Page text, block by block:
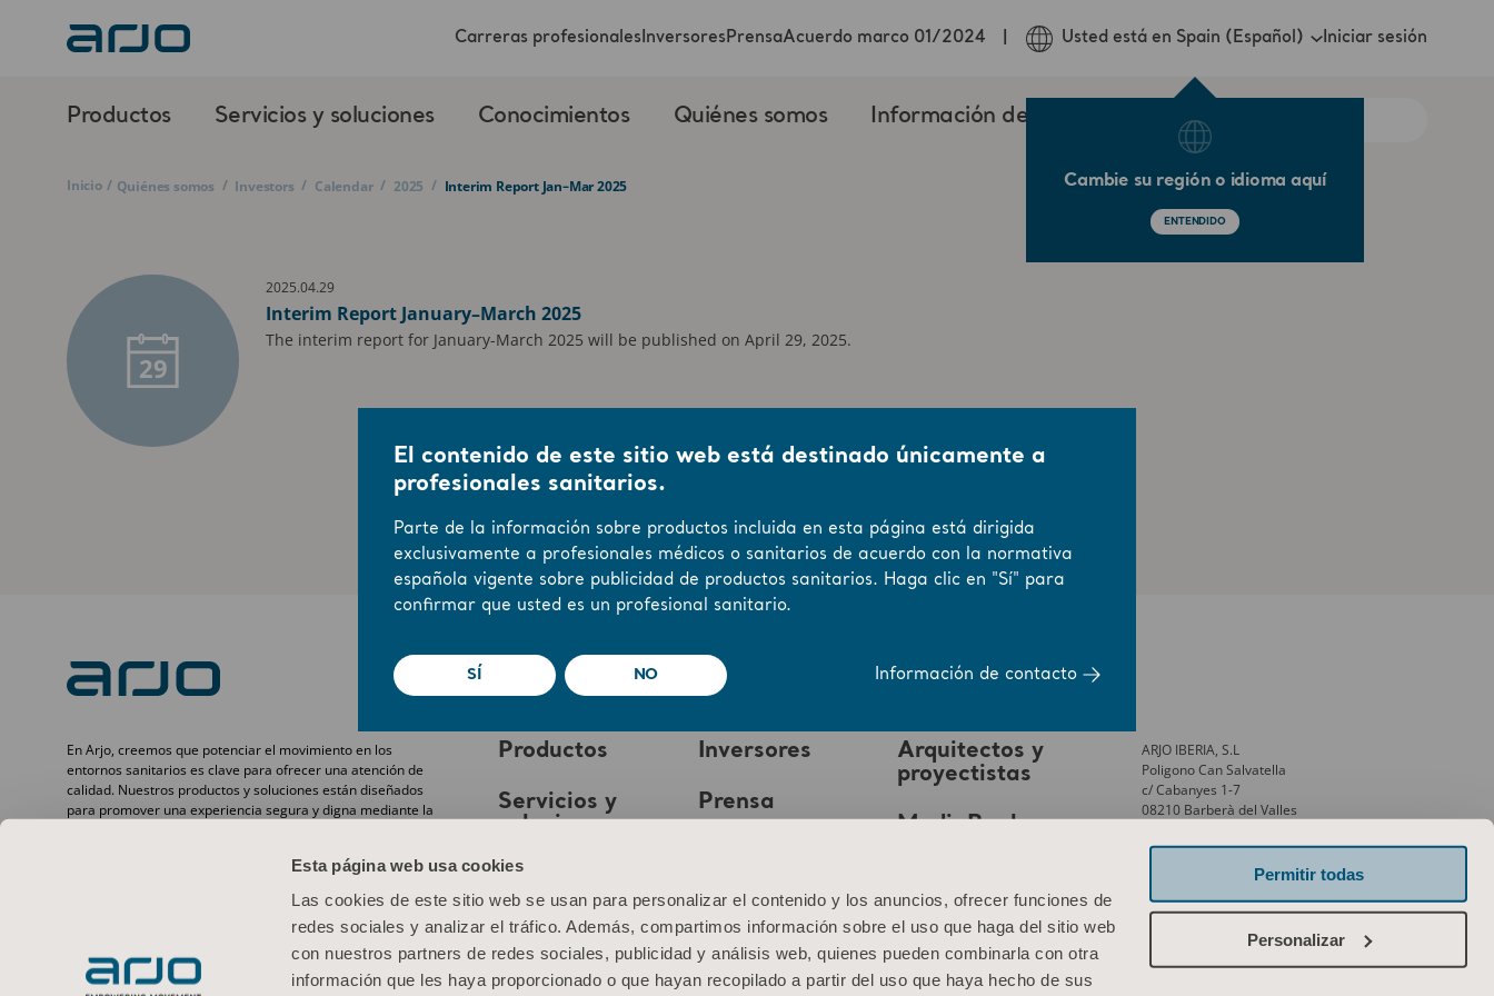
Esta página web usa cookies
Las cookies de este sitio web se usan para personalizar el contenido y los anuncios, ofrecer funciones de
redes sociales y analizar el tráfico. Además, compartimos información sobre el uso que haga del sitio web
con nuestros partners de redes sociales, publicidad y análisis web, quienes pueden combinarla con otra
información que les haya proporcionado o que hayan recopilado a partir del uso que haya hecho de sus
Permitir todas
Personalizar
Productos Servicios y soluciones Conocimientos Quiénes somos Información de contacto
Carreras profesionalesInversoresPrensaAcuerdo marco 01/2024 Usted está en Spain (Español)
Cambie su región o idioma aquí
ENTENDIDO
Iniciar sesión
Inicio / Quiénes somos / Investors / Calendar / 2025 / Interim Report Jan–Mar 2025
29
2025.04.29
Interim Report January–March 2025
The interim report for January-March 2025 will be published on April 29, 2025.
En Arjo, creemos que potenciar el movimiento en los
entornos sanitarios es clave para ofrecer una atención de
calidad. Nuestros productos y soluciones están diseñados
para promover una experiencia segura y digna mediante la
presión y tromboembolismo venoso. Con más de 6500
personas en todo el mundo y 65 años cuidando de pacientes
y profesionales sanitarios, nos comprometemos a lograr
resultados más saludables para las personas que se
Productos
Servicios y
soluciones
Conocimientos
Quiénes somos
Contacto
Inversores
Prensa
Arquitectos y
proyectistas
MediaBank
ARJO IBERIA, S.L
Poligono Can Salvatella
c/ Cabanyes 1-7
08210 Barberà del Valles
Phone:
Contáctenos
El contenido de este sitio web está destinado únicamente a
profesionales sanitarios.
Parte de la información sobre productos incluida en esta página está dirigida
exclusivamente a profesionales médicos o sanitarios de acuerdo con la normativa
española vigente sobre publicidad de productos sanitarios. Haga clic en "Sí" para
confirmar que usted es un profesional sanitario.
SÍ NO Información de contacto